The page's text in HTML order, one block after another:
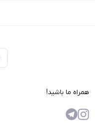
همراه ما باشید!